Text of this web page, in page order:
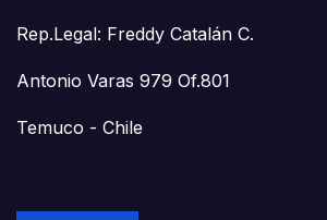
Rep.Legal: Freddy Catalán C.
Antonio Varas 979 Of.801
Temuco - Chile